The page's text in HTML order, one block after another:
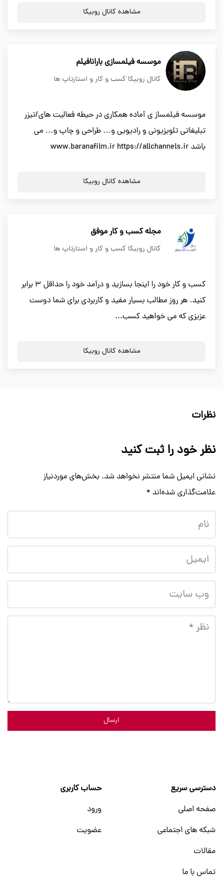
مشاهده کانال روبیکا
موسسه فیلمسازی بارانافیلم
کانال روبیکا کسب و کار و استارتاپ ها
موسسه فیلمساز ی آماده همکاری در حیطه فعالیت های/تیزر
تبلیغاتی تلویزیونی و رادیویی و… طراحی و چاپ و… می
باشد www.baranafilm.ir https://allchannels.ir
مشاهده کانال روبیکا
مجله کسب و کار موفق
کانال روبیکا کسب و کار و استارتاپ ها
کسب و کار خود را اینجا بسازید و درآمد خود را حداقل 3 برابر
کنید. هر روز مطالب بسیار مفید و کاربردی برای شما دوست
عزیزی که می خواهید کسب...
مشاهده کانال روبیکا
نظرات
نظر خود را ثبت کنید
نشانی ایمیل شما منتشر نخواهد شد. بخش‌های موردنیاز
علامت‌گذاری شده‌اند *
ارسال
دسترسی سریع
صفحه اصلی
شبکه های اجتماعی
مقالات
تماس با ما
حساب کاربری
ورود
عضویت